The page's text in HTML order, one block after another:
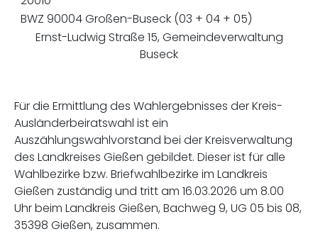
BWZ 90004 Großen-Buseck (03 + 04 + 05)
Ernst-Ludwig Straße 15, Gemeindeverwaltung
Buseck
Für die Ermittlung des Wahlergebnisses der Kreis-
Ausländerbeiratswahl ist ein
Auszählungswahlvorstand bei der Kreisverwaltung
des Landkreises Gießen gebildet. Dieser ist für alle
Wahlbezirke bzw. Briefwahlbezirke im Landkreis
Gießen zuständig und tritt am 16.03.2026 um 8.00
Uhr beim Landkreis Gießen, Bachweg 9, UG 05 bis 08,
35398 Gießen, zusammen.